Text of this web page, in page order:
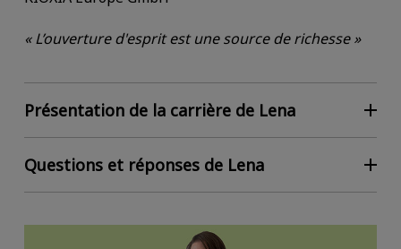
« L’ouverture d'esprit est une source de richesse »
Présentation de la carrière de Lena
Questions et réponses de Lena